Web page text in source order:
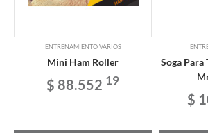
ENTRENAMIENTO VARIOS
Mini Ham Roller
$ 88.552 19
Soga
$